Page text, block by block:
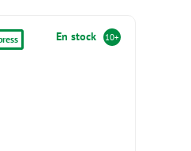
En stock 10+